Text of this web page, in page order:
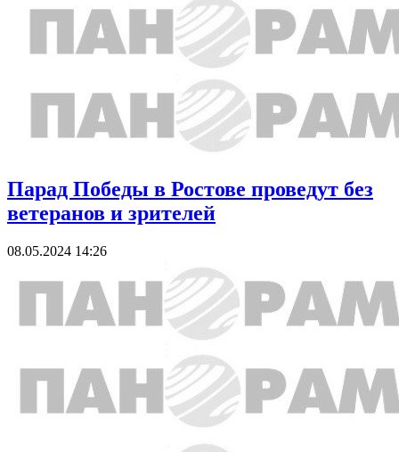
Парад Победы в Ростове проведут без
ветеранов и зрителей
08.05.2024 14:26